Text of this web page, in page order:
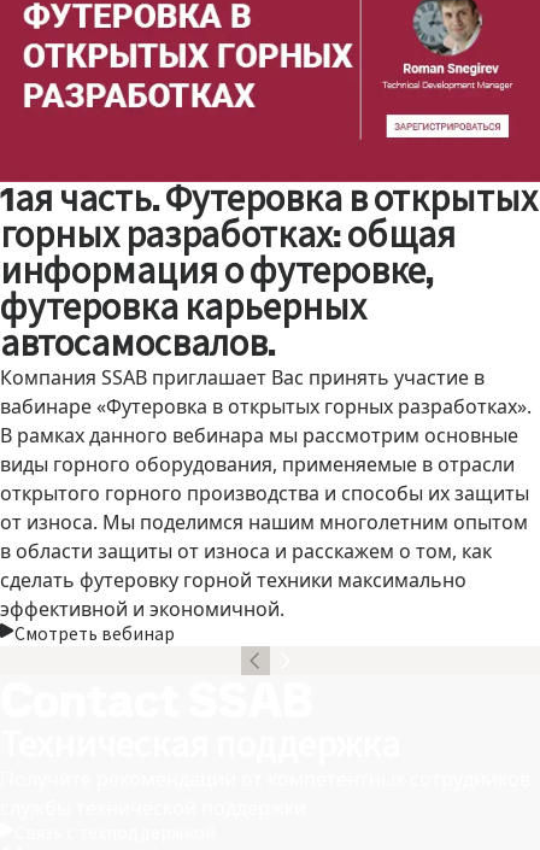
1ая часть. Футеровка в открытых
горных разработках: общая
информация о футеровке,
футеровка карьерных
автосамосвалов.
Компания SSAB приглашает Вас принять участие в
вабинаре «Футеровка в открытых горных разработках».
В рамках данного вебинара мы рассмотрим основные
виды горного оборудования, применяемые в отрасли
открытого горного производства и способы их защиты
от износа. Мы поделимся нашим многолетним опытом
в области защиты от износа и расскажем о том, как
сделать футеровку горной техники максимально
эффективной и экономичной.
Смотреть вебинар